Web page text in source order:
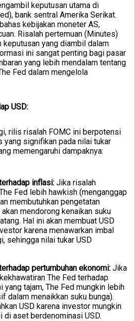
keputusan utama di
bank sentral Amerika Serikat.
kebijakan moneter AS,
Risalah pertemuan (Minutes)
yang diambil dalam
ini sangat penting bagi pasar
yang lebih mendalam tentang
Fed dalam mengelola
USD:
rilis risalah FOMC ini berpotensi
yang signifikan pada nilai tukar
memengaruhi dampaknya:
inflasi: Jika risalah
Fed lebih hawkish (menganggap
membutuhkan pengetatan
mendorong kenaikan suku
Hal ini akan membuat USD
karena menawarkan imbal
sehingga nilai tukar USD
pertumbuhan ekonomi: Jika
The Fed terhadap
yang tajam, The Fed mungkin lebih
dalam menaikkan suku bunga).
USD karena investor mungkin
di aset berdenominasi USD.